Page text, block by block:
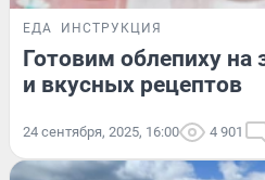
ЕДА ИНСТРУКЦИЯ
Готовим облепиху на
и вкусных рецептов
24 сентября, 2025, 16:00 4 901